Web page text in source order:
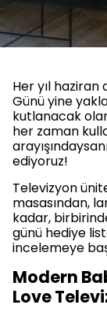
Her yıl haziran
Günü yine
kutlanacak
her zaman
ediyoruz!
Televizyon
masasından,
kadar,
günü hediye
incelemeye
Modern
Love